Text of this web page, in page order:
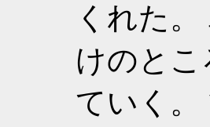
くれた
けのと
ていく。